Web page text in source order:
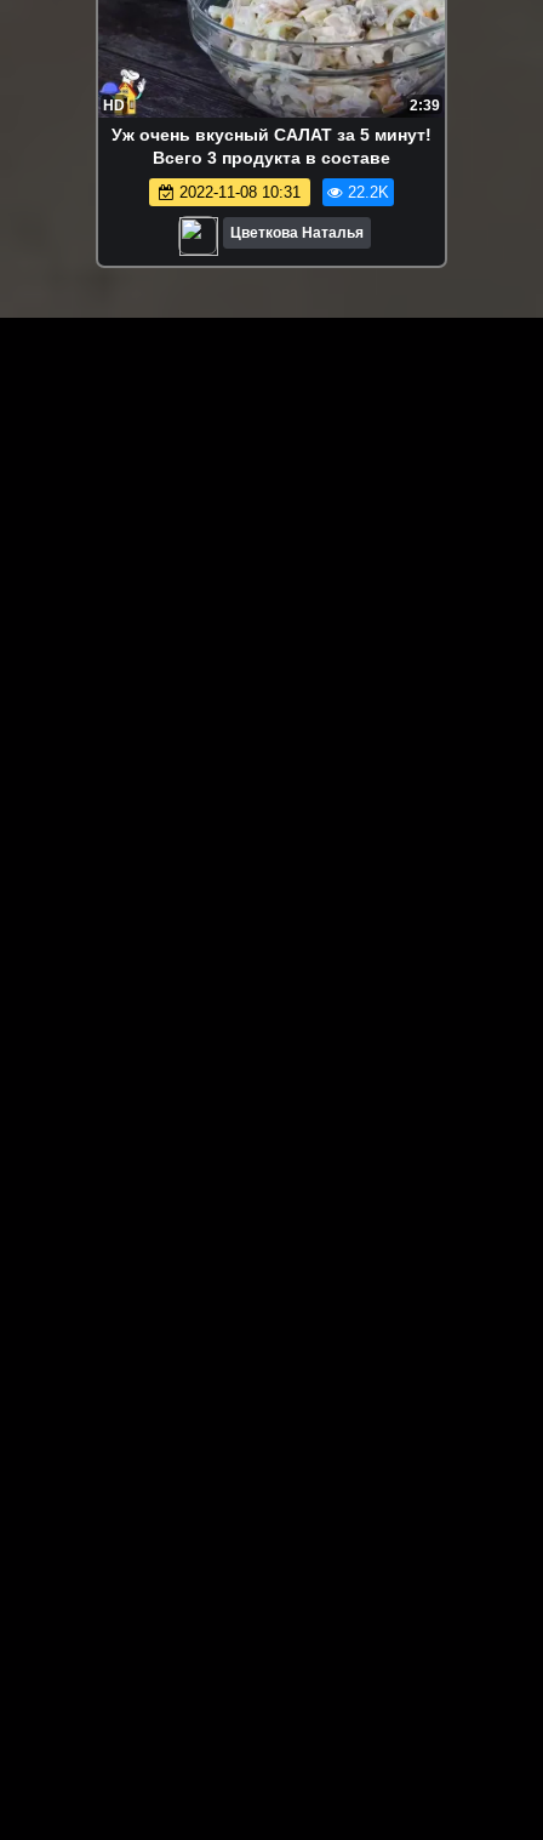
HD 2:39
Уж очень вкусный САЛАТ за 5 минут!
Всего 3 продукта в составе
2022-11-08 10:31 22.2K
Цветкова Наталья